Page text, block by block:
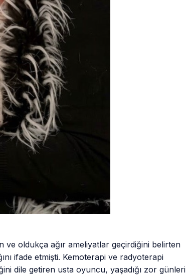
ve oldukça ağır ameliyatlar geçirdiğini belirten
ifade etmişti. Kemoterapi ve radyoterapi
dile getiren usta oyuncu, yaşadığı zor günleri